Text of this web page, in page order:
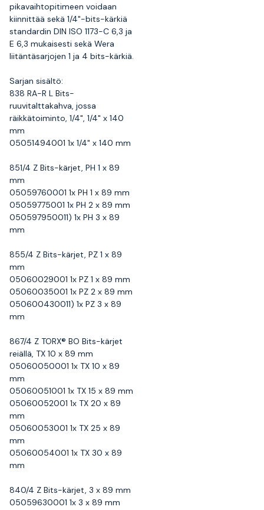
pikavaihtopitimeen voidaan
kiinnittää sekä 1/4"-bits-kärkiä
standardin DIN ISO 1173-C 6,3 ja
E 6,3 mukaisesti sekä Wera
liitäntäsarjojen 1 ja 4 bits-kärkiä.
Sarjan sisältö:
838 RA-R L Bits-
ruuvitalttakahva, jossa
räikkätoiminto, 1/4", 1/4" x 140
mm
05051494001 1x 1/4" x 140 mm
851/4 Z Bits-kärjet, PH 1 x 89
mm
05059760001 1x PH 1 x 89 mm
05059775001 1x PH 2 x 89 mm
050597950011) 1x PH 3 x 89
mm
855/4 Z Bits-kärjet, PZ 1 x 89
mm
05060029001 1x PZ 1 x 89 mm
05060035001 1x PZ 2 x 89 mm
050600430011) 1x PZ 3 x 89
mm
867/4 Z TORX® BO Bits-kärjet
reiällä, TX 10 x 89 mm
05060050001 1x TX 10 x 89
mm
05060051001 1x TX 15 x 89 mm
05060052001 1x TX 20 x 89
mm
05060053001 1x TX 25 x 89
mm
05060054001 1x TX 30 x 89
mm
840/4 Z Bits-kärjet, 3 x 89 mm
05059630001 1x 3 x 89 mm